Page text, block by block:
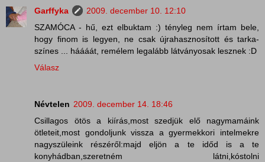
Garffyka
2009. december 10. 12:10
SZAMÓCA - hű, ezt elbuktam :) tényleg nem írtam bele,
hogy finom is legyen, ne csak újrahasznosított és tarka-
színes ... háááát, remélem legalább látványosak lesznek :D
Válasz
Névtelen 2009. december 14. 18:46
Csillagos ötös a kiírás,most szedjük elő nagymamáink
ötleteit,most gondoljunk vissza a gyermekkori intelmekre
nagyszüleink részéről:majd eljön a te időd is a te
konyhádban,szeretném látni,kóstolni